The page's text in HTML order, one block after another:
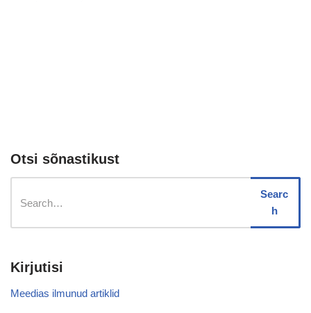
Otsi sõnastikust
Searc
h
Kirjutisi
Meedias ilmunud artiklid